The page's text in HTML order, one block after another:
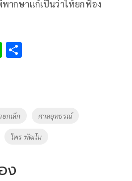
พากษาแก้เป็นว่าให้ยกฟ้อง
Li
ยกเล็ก ศาลอุทธรณ์
ไพร พัฒโน
ง